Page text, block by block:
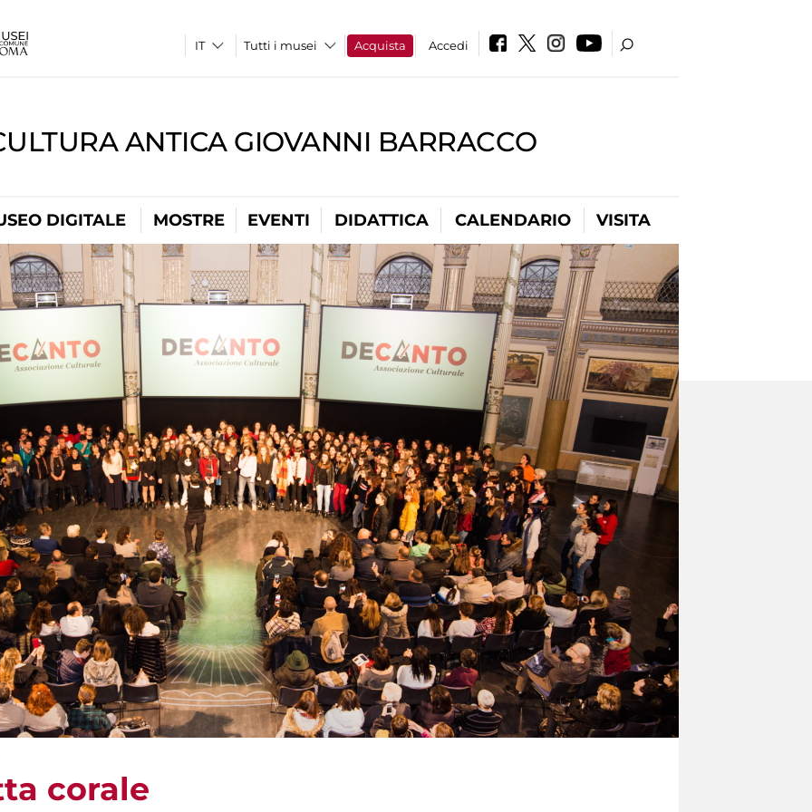
Tutti i musei Acquista Accedi
ANTICA GIOVANNI BARRACCO
DIGITALE MOSTRE EVENTI DIDATTICA CALENDARIO VISITA
corale